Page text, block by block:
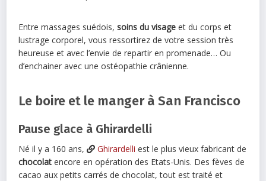
Entre massages suédois,soins du visage et du corps et
lustrage corporel, vous ressortirez de votre session très
heureuse et avec l’envie de repartir en promenade… Ou
d’enchainer avec une ostéopathie crânienne.
Le boire et le manger à San Francisco
Pause glace à Ghirardelli
Né il y a 160 ans, Ghirardelli est le plus vieux fabricant de
chocolat encore en opération des Etats-Unis. Des fèves de
cacao aux petits carrés de chocolat, tout est traité et